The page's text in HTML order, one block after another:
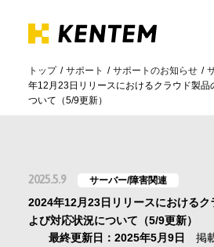
製品・サービス
導入事例
トップ サポート サポートのお知らせ
年12月23日リリースにおけるクラウド製品
ついて（5/9更新）
2025.5.9 サーバー/障害関連
2024年12月23日リリースにおけるク
よび対応状況について（5/9更新）
最終更新日：2025年5月9日 掲